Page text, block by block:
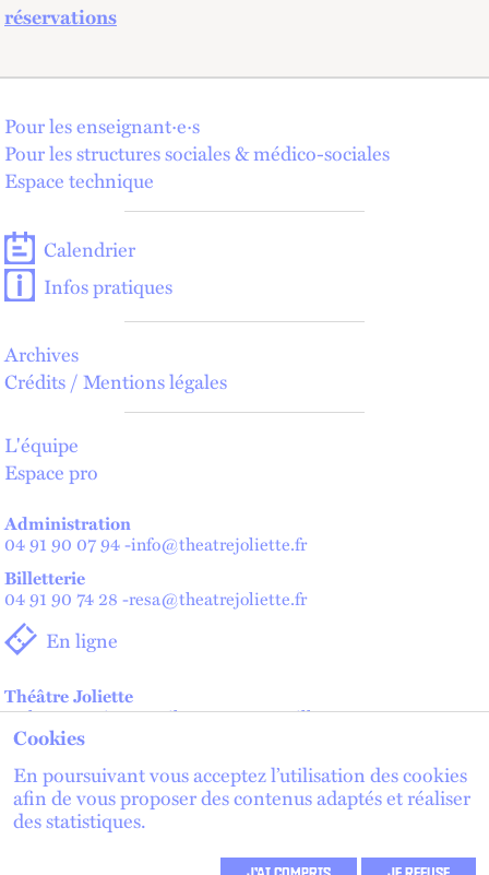
réservations
Pour les enseignant·e·s
Pour les structures sociales & médico-sociales
Espace technique
Calendrier
Infos pratiques
Archives
Crédits / Mentions légales
L'équipe
Espace pro
Administration
04 91 90 07 94-info@theatrejoliette.fr
Billetterie
04 91 90 74 28 -resa@theatrejoliette.fr
En ligne
Théâtre Joliette
2 place Henri Verneuil - 13002 Marseille
Théâtre de Lenche — Maison des artistes
2 place de Lenche - 13002 Marseille
lien externe
lien externe
lien externe
Cookies
En poursuivant vous acceptez l’utilisation des cookies
afin de vous proposer des contenus adaptés et réaliser
des statistiques.